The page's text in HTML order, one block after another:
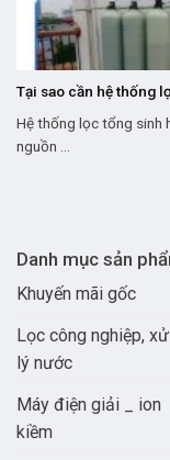
Tại sao cần hệ thống
Hệ thống lọc tổng sinh
nguồn ...
Danh mục sản
Khuyến mãi gốc
Lọc công nghiệp, xử
lý nước
Máy điện giải _ ion
kiềm